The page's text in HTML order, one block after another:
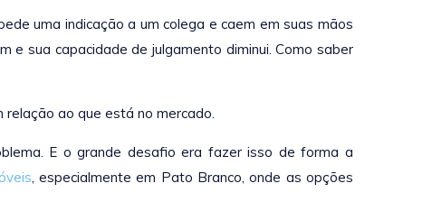
uma indicação a um colega e caem em suas mãos
sua capacidade de julgamento diminui. Como saber
ao que está no mercado.
E o grande desafio era fazer isso de forma a
, especialmente em Pato Branco, onde as opções